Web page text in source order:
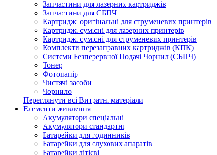
Запчастини для лазерних картриджів
Запчастини для СБПЧ
Картриджі оригінальні для струменевих принтерів
Картриджі сумісні для лазерних принтерів
Картриджі сумісні для струменевих принтерів
Комплекти перезаправних картриджів (КПК)
Системи Безперервної Подачі Чорнил (СБПЧ)
Тонер
Фотопапір
Чистячі засоби
Чорнило
Переглянути всі Витратні матеріали
Елементи живлення
Акумулятори спеціальні
Акумулятори стандартні
Батарейки для годинників
Батарейки для слухових апаратів
Батарейки літієві